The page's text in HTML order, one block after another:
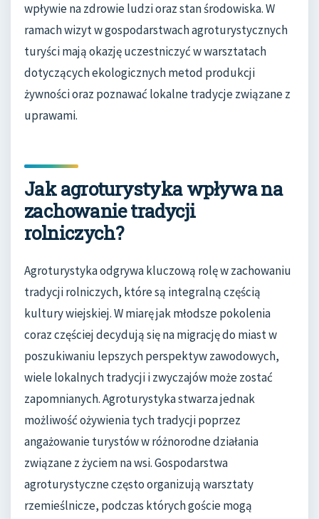
wpływie na zdrowie ludzi oraz stan środowiska. W
ramach wizyt w gospodarstwach agroturystycznych
turyści mają okazję uczestniczyć w warsztatach
dotyczących ekologicznych metod produkcji
żywności oraz poznawać lokalne tradycje związane z
uprawami.
Jak agroturystyka wpływa na
zachowanie tradycji
rolniczych?
Agroturystyka odgrywa kluczową rolę w zachowaniu
tradycji rolniczych, które są integralną częścią
kultury wiejskiej. W miarę jak młodsze pokolenia
coraz częściej decydują się na migrację do miast w
poszukiwaniu lepszych perspektyw zawodowych,
wiele lokalnych tradycji i zwyczajów może zostać
zapomnianych. Agroturystyka stwarza jednak
możliwość ożywienia tych tradycji poprzez
angażowanie turystów w różnorodne działania
związane z życiem na wsi. Gospodarstwa
agroturystyczne często organizują warsztaty
rzemieślnicze, podczas których goście mogą